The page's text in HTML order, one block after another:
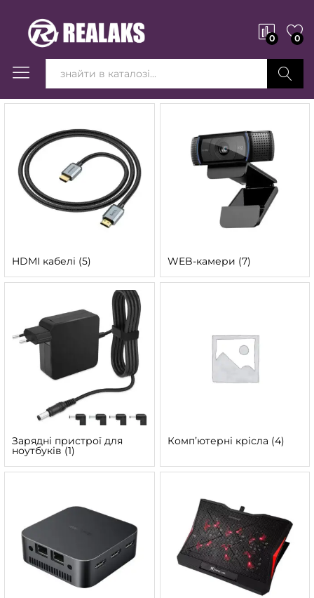
0 0
Вперед!
HDMI кабелі (5) WEB-камери (7)
Зарядні пристрої для
ноутбуків(1)
Компʼютерні крісла (4)